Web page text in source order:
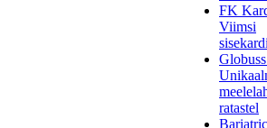
FK
Viimsi
ratastel